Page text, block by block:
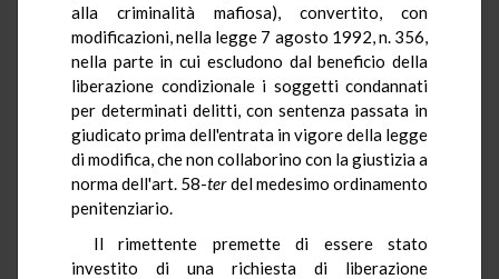
alla criminalità mafiosa), convertito, con
modificazioni, nella legge 7 agosto 1992, n. 356,
nella parte in cui escludono dal beneficio della
liberazione condizionale i soggetti condannati
per determinati delitti, con sentenza passata in
giudicato prima dell'entrata in vigore della legge
di modifica, che non collaborino con la giustizia a
norma dell'art. 58-terdel medesimo ordinamento
penitenziario.
Il rimettente premette di essere stato
investito di una richiesta di liberazione